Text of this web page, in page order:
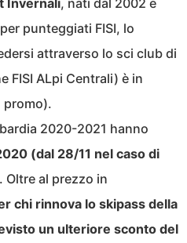
Invernali, nati dal 2002 e
punteggiati FISI, lo
attraverso lo sci club di
FISI ALpi Centrali) è in
promo).
2020-2021 hanno
(dal 28/11 nel caso di
. Oltre al prezzo in
chi rinnova lo skipass della
un ulteriore sconto del